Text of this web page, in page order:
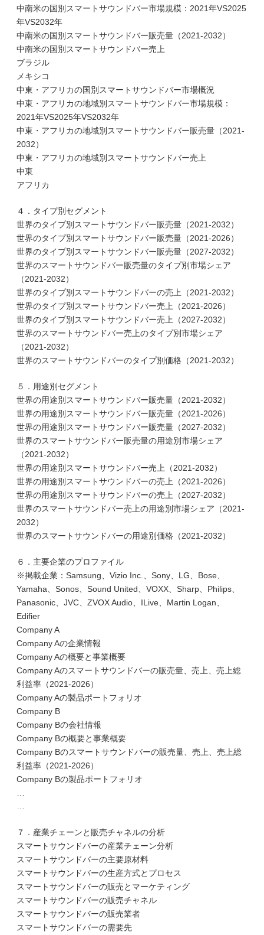
中南米の国別スマートサウンドバー市場規模：2021年VS2025
年VS2032年
中南米の国別スマートサウンドバー販売量（2021-2032）
中南米の国別スマートサウンドバー売上
ブラジル
メキシコ
中東・アフリカの国別スマートサウンドバー市場概況
中東・アフリカの地域別スマートサウンドバー市場規模：
2021年VS2025年VS2032年
中東・アフリカの地域別スマートサウンドバー販売量（2021-
2032）
中東・アフリカの地域別スマートサウンドバー売上
中東
アフリカ
４．タイプ別セグメント
世界のタイプ別スマートサウンドバー販売量（2021-2032）
世界のタイプ別スマートサウンドバー販売量（2021-2026）
世界のタイプ別スマートサウンドバー販売量（2027-2032）
世界のスマートサウンドバー販売量のタイプ別市場シェア
（2021-2032）
世界のタイプ別スマートサウンドバーの売上（2021-2032）
世界のタイプ別スマートサウンドバー売上（2021-2026）
世界のタイプ別スマートサウンドバー売上（2027-2032）
世界のスマートサウンドバー売上のタイプ別市場シェア
（2021-2032）
世界のスマートサウンドバーのタイプ別価格（2021-2032）
５．用途別セグメント
世界の用途別スマートサウンドバー販売量（2021-2032）
世界の用途別スマートサウンドバー販売量（2021-2026）
世界の用途別スマートサウンドバー販売量（2027-2032）
世界のスマートサウンドバー販売量の用途別市場シェア
（2021-2032）
世界の用途別スマートサウンドバー売上（2021-2032）
世界の用途別スマートサウンドバーの売上（2021-2026）
世界の用途別スマートサウンドバーの売上（2027-2032）
世界のスマートサウンドバー売上の用途別市場シェア（2021-
2032）
世界のスマートサウンドバーの用途別価格（2021-2032）
６．主要企業のプロファイル
※掲載企業：Samsung、Vizio Inc.、Sony、LG、Bose、
Yamaha、Sonos、Sound United、VOXX、Sharp、Philips、
Panasonic、JVC、ZVOX Audio、ILive、Martin Logan、
Edifier
Company A
Company Aの企業情報
Company Aの概要と事業概要
Company Aのスマートサウンドバーの販売量、売上、売上総
利益率（2021-2026）
Company Aの製品ポートフォリオ
Company B
Company Bの会社情報
Company Bの概要と事業概要
Company Bのスマートサウンドバーの販売量、売上、売上総
利益率（2021-2026）
Company Bの製品ポートフォリオ
７．産業チェーンと販売チャネルの分析
スマートサウンドバーの産業チェーン分析
スマートサウンドバーの主要原材料
スマートサウンドバーの生産方式とプロセス
スマートサウンドバーの販売とマーケティング
スマートサウンドバーの販売チャネル
スマートサウンドバーの販売業者
スマートサウンドバーの需要先